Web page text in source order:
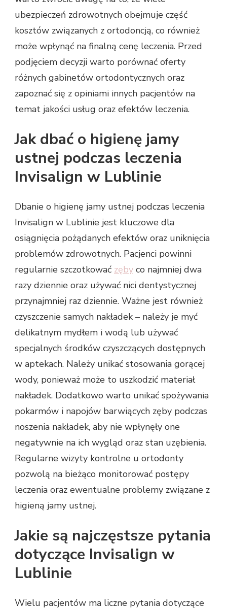
ubezpieczeń zdrowotnych obejmuje część
kosztów związanych z ortodoncją, co również
może wpłynąć na finalną cenę leczenia. Przed
podjęciem decyzji warto porównać oferty
różnych gabinetów ortodontycznych oraz
zapoznać się z opiniami innych pacjentów na
temat jakości usług oraz efektów leczenia.
Jak dbać o higienę jamy
ustnej podczas leczenia
Invisalign w Lublinie
Dbanie o higienę jamy ustnej podczas leczenia
Invisalign w Lublinie jest kluczowe dla
osiągnięcia pożądanych efektów oraz uniknięcia
problemów zdrowotnych. Pacjenci powinni
regularnie szczotkować zęby co najmniej dwa
razy dziennie oraz używać nici dentystycznej
przynajmniej raz dziennie. Ważne jest również
czyszczenie samych nakładek – należy je myć
delikatnym mydłem i wodą lub używać
specjalnych środków czyszczących dostępnych
w aptekach. Należy unikać stosowania gorącej
wody, ponieważ może to uszkodzić materiał
nakładek. Dodatkowo warto unikać spożywania
pokarmów i napojów barwiących zęby podczas
noszenia nakładek, aby nie wpłynęły one
negatywnie na ich wygląd oraz stan uzębienia.
Regularne wizyty kontrolne u ortodonty
pozwolą na bieżąco monitorować postępy
leczenia oraz ewentualne problemy związane z
higieną jamy ustnej.
Jakie są najczęstsze pytania
dotyczące Invisalign w
Lublinie
Wielu pacjentów ma liczne pytania dotyczące